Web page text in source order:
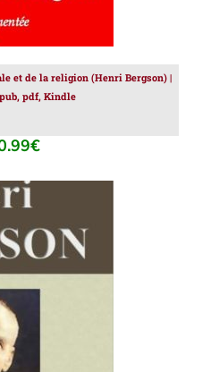
et de la religion (Henri Bergson) |
pdf, Kindle
€